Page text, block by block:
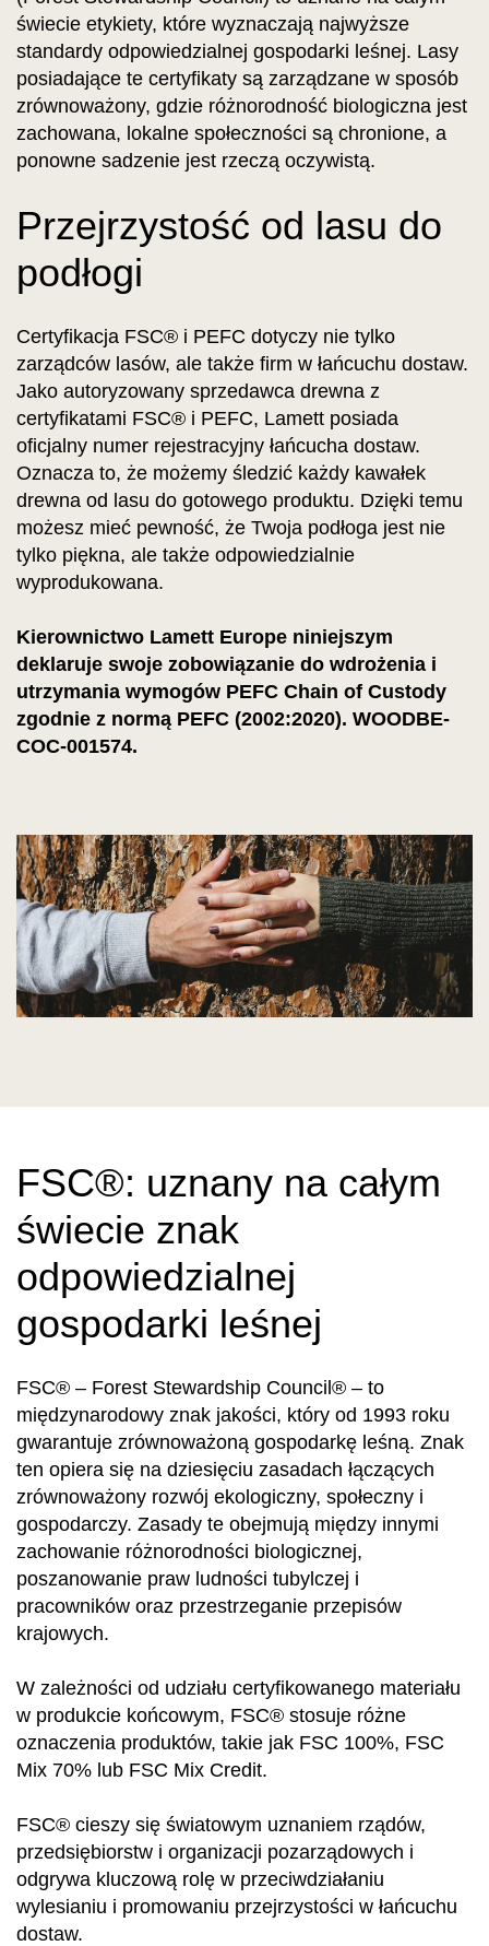
świecie etykiety, które wyznaczają najwyższe
standardy odpowiedzialnej gospodarki leśnej. Lasy
posiadające te certyfikaty są zarządzane w sposób
zrównoważony, gdzie różnorodność biologiczna jest
zachowana, lokalne społeczności są chronione, a
ponowne sadzenie jest rzeczą oczywistą.
Przejrzystość od lasu do
podłogi
Certyfikacja FSC® i PEFC dotyczy nie tylko
zarządców lasów, ale także firm w łańcuchu dostaw.
Jako autoryzowany sprzedawca drewna z
certyfikatami FSC® i PEFC, Lamett posiada
oficjalny numer rejestracyjny łańcucha dostaw.
Oznacza to, że możemy śledzić każdy kawałek
drewna od lasu do gotowego produktu. Dzięki temu
możesz mieć pewność, że Twoja podłoga jest nie
tylko piękna, ale także odpowiedzialnie
wyprodukowana.
Kierownictwo Lamett Europe niniejszym
deklaruje swoje zobowiązanie do wdrożenia i
utrzymania wymogów PEFC Chain of Custody
zgodnie z normą PEFC (2002:2020). WOODBE-
COC-001574.
FSC®: uznany na całym
świecie znak
odpowiedzialnej
gospodarki leśnej
FSC® – Forest Stewardship Council® – to
międzynarodowy znak jakości, który od 1993 roku
gwarantuje zrównoważoną gospodarkę leśną. Znak
ten opiera się na dziesięciu zasadach łączących
zrównoważony rozwój ekologiczny, społeczny i
gospodarczy. Zasady te obejmują między innymi
zachowanie różnorodności biologicznej,
poszanowanie praw ludności tubylczej i
pracowników oraz przestrzeganie przepisów
krajowych.
W zależności od udziału certyfikowanego materiału
w produkcie końcowym, FSC® stosuje różne
oznaczenia produktów, takie jak FSC 100%, FSC
Mix 70% lub FSC Mix Credit.
FSC® cieszy się światowym uznaniem rządów,
przedsiębiorstw i organizacji pozarządowych i
odgrywa kluczową rolę w przeciwdziałaniu
wylesianiu i promowaniu przejrzystości w łańcuchu
dostaw.